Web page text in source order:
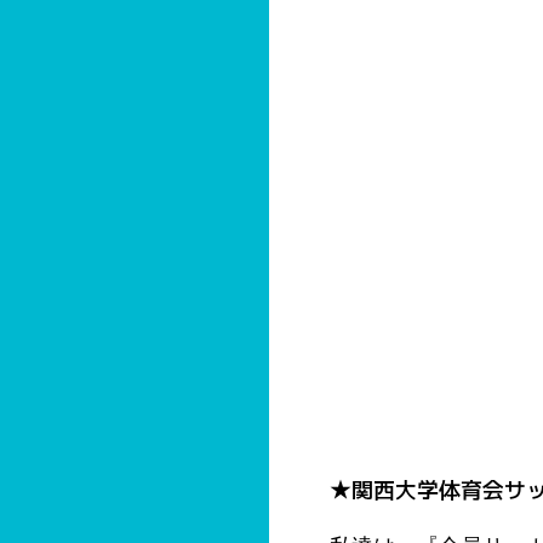
★関西大学体育会サ